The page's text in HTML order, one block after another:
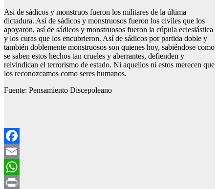
Así de sádicos y monstruos fueron los militares de la última
dictadura. Así de sádicos y monstruosos fueron los civiles que los
apoyaron, así de sádicos y monstruosos fueron la cúpula eclesiástica
y los curas que los encubrieron. Así de sádicos por partida doble y
también doblemente monstruosos son quienes hoy, sabiéndose como
se saben estos hechos tan crueles y aberrantes, defienden y
reivindican el terrorismo de estado. Ni aquellos ni estos merecen que
los reconozcamos como seres humanos.
Fuente: Pensamiento Discepoleano
Facebook
Email
WhatsApp